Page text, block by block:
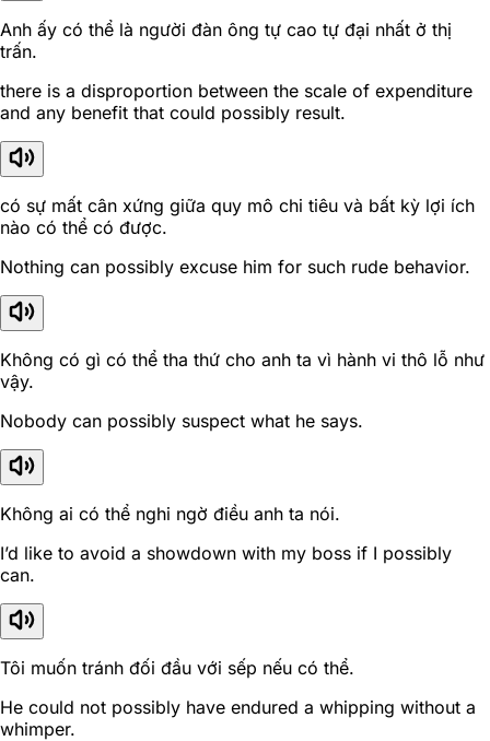
Anh ấy có thể là người đàn ông tự cao tự đại nhất ở thị
trấn.
there is a disproportion between the scale of expenditure
and any benefit that could possibly result.
có sự mất cân xứng giữa quy mô chi tiêu và bất kỳ lợi ích
nào có thể có được.
Nothing can possibly excuse him for such rude behavior.
Không có gì có thể tha thứ cho anh ta vì hành vi thô lỗ như
vậy.
Nobody can possibly suspect what he says.
Không ai có thể nghi ngờ điều anh ta nói.
I’d like to avoid a showdown with my boss if I possibly
can.
Tôi muốn tránh đối đầu với sếp nếu có thể.
He could not possibly have endured a whipping without a
whimper.